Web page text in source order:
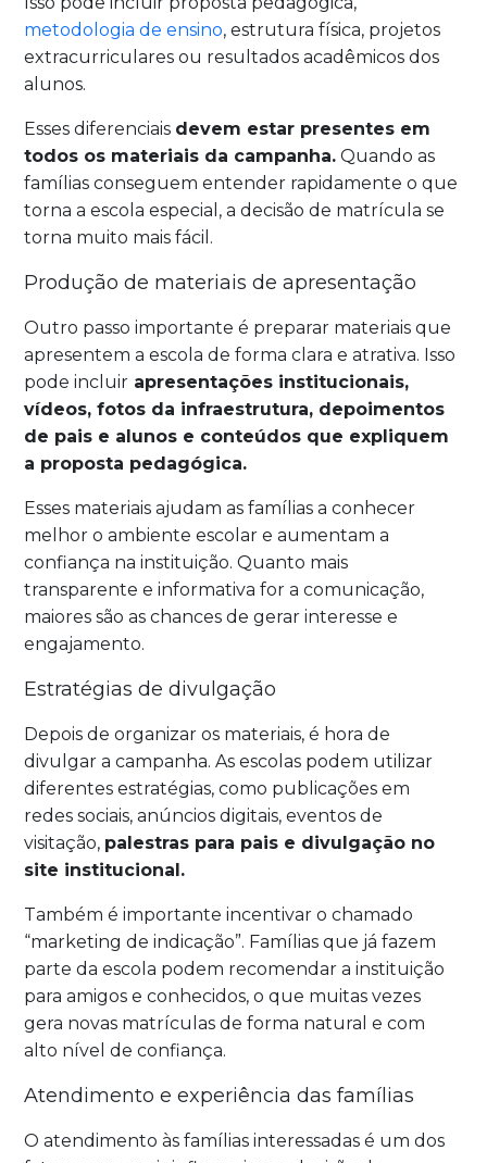
metodologia de ensino, estrutura física, projetos
extracurriculares ou resultados acadêmicos dos
alunos.
Esses diferenciais devem estar presentes em
todos os materiais da campanha. Quando as
famílias conseguem entender rapidamente o que
torna a escola especial, a decisão de matrícula se
torna muito mais fácil.
Produção de materiais de apresentação
Outro passo importante é preparar materiais que
apresentem a escola de forma clara e atrativa. Isso
pode incluir apresentações institucionais,
vídeos, fotos da infraestrutura, depoimentos
de pais e alunos e conteúdos que expliquem
a proposta pedagógica.
Esses materiais ajudam as famílias a conhecer
melhor o ambiente escolar e aumentam a
confiança na instituição. Quanto mais
transparente e informativa for a comunicação,
maiores são as chances de gerar interesse e
engajamento.
Estratégias de divulgação
Depois de organizar os materiais, é hora de
divulgar a campanha. As escolas podem utilizar
diferentes estratégias, como publicações em
redes sociais, anúncios digitais, eventos de
visitação, palestras para pais e divulgação no
site institucional.
Também é importante incentivar o chamado
“marketing de indicação”. Famílias que já fazem
parte da escola podem recomendar a instituição
para amigos e conhecidos, o que muitas vezes
gera novas matrículas de forma natural e com
alto nível de confiança.
Atendimento e experiência das famílias
O atendimento às famílias interessadas é um dos